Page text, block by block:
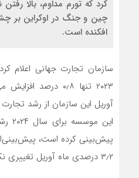
کرد که تورم مداوم، بالا
چین و جنگ در اوکراین بر
افکنده است.
سازمان تجارت جهانی اعلام
۲۰۲۳ تنها ۰٫۸ درصد
پیش‌بینی کرده است،
۳٫۲ درصدی ماه آوریل تغییری نکرده است.